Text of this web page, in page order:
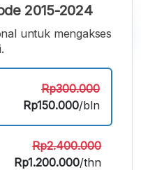
A
Font
2015-2024
untuk mengakses
Rp300.000
Rp150.000/bln
Rp2.400.000
Rp1.200.000/thn